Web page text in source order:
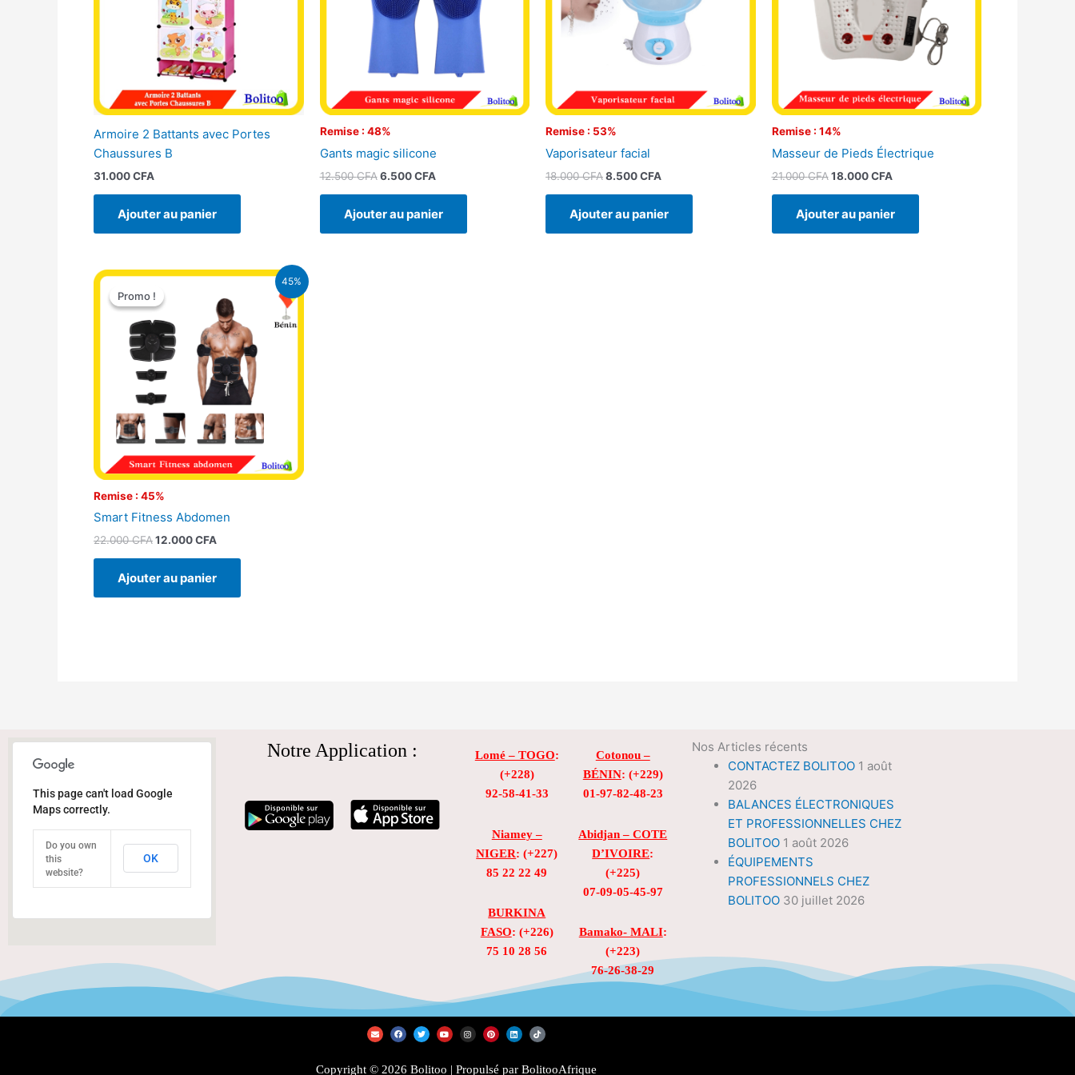
Armoire 2 Battants avec Portes
Chaussures B
31.000CFA
Ajouter au panier
Remise : 48%
Gants magic silicone
12.500CFA 6.500CFA
Ajouter au panier
Remise : 53%
Vaporisateur facial
18.000CFA8.500CFA
Ajouter au panier
Remise : 14%
Masseur de Pieds Électrique
21.000CFA 18.000CFA
Ajouter au panier
45%
Promo !
Remise : 45%
Promo !
Smart Fitness Abdomen
22.000CFA
Le
initial
22.000 CFA.
12.000CFA
Le
actuel
est :
12.000 CFA.
Ajouter au panier
This page can't load Google
Maps correctly.
Do you own
this
website?
OK
Notre Application : Lomé – TOGO:
(+228)
92-58-41-33
Niamey –
NIGER: (+227)
85 22 22 49
BURKINA
FASO: (+226)
75 10 28 56
Cotonou –
BÉNIN: (+229)
01-97-82-48-23
Abidjan – COTE
D’IVOIRE:
(+225)
07-09-05-45-97
Bamako- MALI:
(+223)
76-26-38-29
Nos Articles récents
CONTACTEZ BOLITOO 1 août
2026
BALANCES ÉLECTRONIQUES
ET PROFESSIONNELLES CHEZ
BOLITOO 1 août 2026
ÉQUIPEMENTS
PROFESSIONNELS CHEZ
BOLITOO 30 juillet 2026
E
n
v
o
F
a
c
o
T
w
i
e
Y
o
u
b
I
n
s
g
P
i
n
r
L
i
n
d
T
i
k
k
Copyright © 2026 Bolitoo | Propulsé par BolitooAfrique